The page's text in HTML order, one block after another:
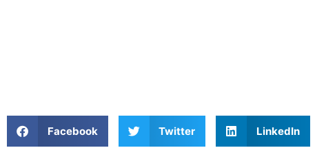
Facebook Twitter LinkedIn